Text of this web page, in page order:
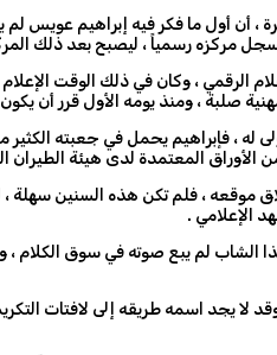
، أن أول ما فكر فيه إبراهيم عويس
مركزه رسمياً ، ليصبح بعد ذلك
الرقمي ، وكان في ذلك الوقت
صلبة ، ومنذ يومه الأول قرر أن يكون
له ، فإبراهيم يحمل في جعبته
المعتمدة لدى هيئة الطيران
موقعه ، فلم تكن هذه السنين سهلة
الإعلامي .
الشاب لم يبع صوته في سوق الكلام ،
، وقد لا يجد اسمه طريقه إلى لافتات